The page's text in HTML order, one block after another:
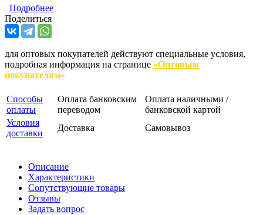
Подробнее
Поделиться
для оптовых покупателей действуют специальные условия,
подробная информация на странице «Оптовым
покупателям»
Способы
оплаты
Оплата банковским
переводом
Оплата наличными /
банковской картой
Условия
доставки
Доставка Самовывоз
Описание
Характеристики
Сопутствующие товары
Отзывы
Задать вопрос